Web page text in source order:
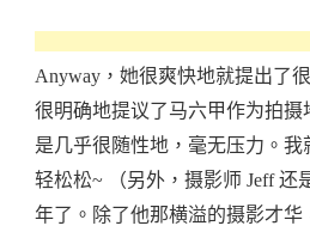
Anyway，她很爽快地就提出了
很明确地提议了马六甲作为拍
是几乎很随性地，毫无压力。
轻松松~ （另外，摄影师 Jeff 还
年了。除了他那横溢的摄影才华